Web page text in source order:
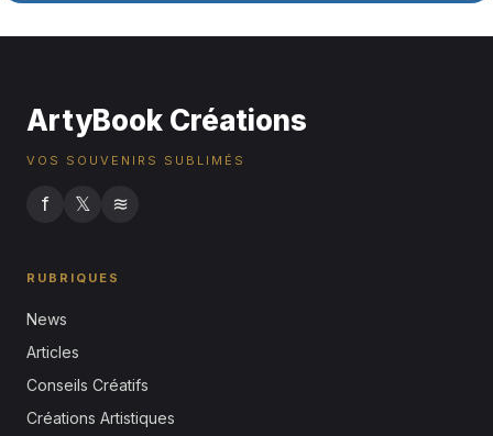
ArtyBook Créations
VOS SOUVENIRS SUBLIMÉS
f 𝕏 ≋
RUBRIQUES
News
Articles
Conseils Créatifs
Créations Artistiques